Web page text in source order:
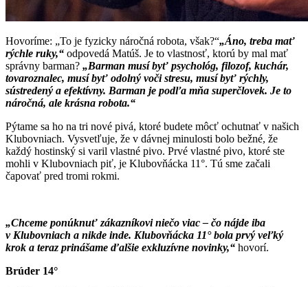
Hovoríme: „To je fyzicky náročná robota, však?“„Áno, treba mať
rýchle ruky,“ odpovedá Matúš. Je to vlastnosť, ktorú by mal mať
správny barman? „Barman musí byť psychológ, filozof, kuchár,
tovaroznalec, musí byť odolný voči stresu, musí byť rýchly,
sústredený a efektívny. Barman je podľa mňa superčlovek. Je to
náročná, ale krásna robota.“
Pýtame sa ho na tri nové pivá, ktoré budete môcť ochutnať v našich
Klubovniach. Vysvetľuje, že v dávnej minulosti bolo bežné, že
každý hostinský si varil vlastné pivo. Prvé vlastné pivo, ktoré ste
mohli v Klubovniach piť, je Klubovňácka 11°. Tú sme začali
čapovať pred tromi rokmi.
„Chceme ponúknuť zákazníkovi niečo viac – čo nájde iba
v Klubovniach a nikde inde. Klubovňácka 11° bola prvý veľký
krok a teraz prinášame ďalšie exkluzívne novinky,“ hovorí.
Brúder 14°